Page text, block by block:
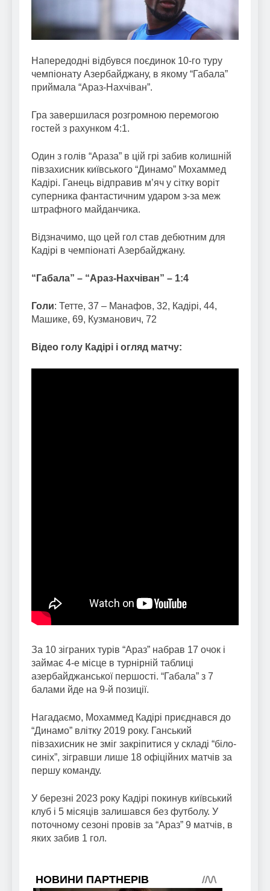
Напередодні відбувся поєдинок 10-го туру
чемпіонату Азербайджану, в якому “Габала”
приймала “Араз-Нахчіван”.
Гра завершилася розгромною перемогою
гостей з рахунком 4:1.
Один з голів “Араза” в цій грі забив колишній
півзахисник київського “Динамо” Мохаммед
Кадірі. Ганець відправив м’яч у сітку воріт
суперника фантастичним ударом з-за меж
штрафного майданчика.
Відзначимо, що цей гол став дебютним для
Кадірі в чемпіонаті Азербайджану.
“Габала” – “Араз-Нахчіван” – 1:4
Голи: Тетте, 37 – Манафов, 32, Кадірі, 44,
Машике, 69, Кузманович, 72
Відео голу Кадірі і огляд матчу:
За 10 зіграних турів “Араз” набрав 17 очок і
займає 4-е місце в турнірній таблиці
азербайджанської першості. “Габала” з 7
балами йде на 9-й позиції.
Нагадаємо, Мохаммед Кадірі приєднався до
“Динамо” влітку 2019 року. Ганський
півзахисник не зміг закріпитися у складі “біло-
синіх”, зігравши лише 18 офіційних матчів за
першу команду.
У березні 2023 року Кадірі покинув київський
клуб і 5 місяців залишався без футболу. У
поточному сезоні провів за “Араз” 9 матчів, в
яких забив 1 гол.